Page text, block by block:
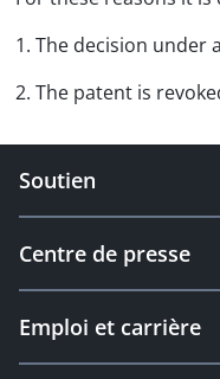
1. The decision under
2. The patent is
Soutien
Centre de presse
Emploi et carrière